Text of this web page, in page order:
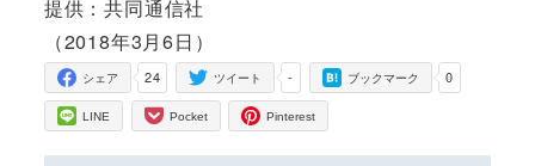
提供：共同通信社
（2018年3月6日）
24
シェア -
ツイート 0
ブックマーク
LINE Pocket Pinterest